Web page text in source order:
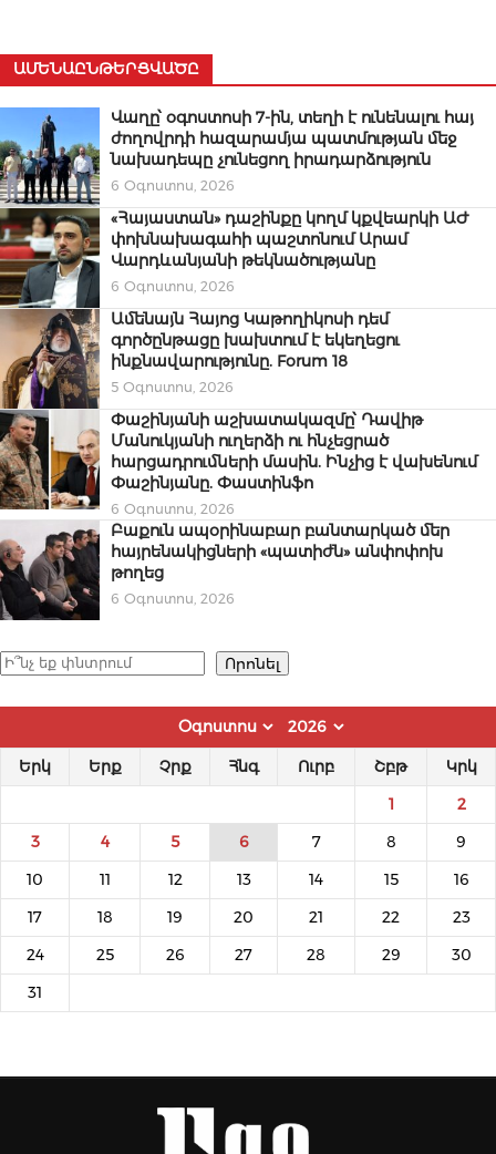
ԱՄԵՆԱԸՆԹԵՐՑՎԱԾԸ
Վաղը՝ օգոստոսի 7-ին, տեղի է ունենալու հայ
ժողովրդի հազարամյա պատմության մեջ
նախադեպը չունեցող իրադարձություն
6 Օգոստոս, 2026
«Հայաստան» դաշինքը կողմ կքվեարկի ԱԺ
փոխնախագահի պաշտոնում Արամ
Վարդևանյանի թեկնածությանը
6 Օգոստոս, 2026
Ամենայն Հայոց Կաթողիկոսի դեմ
գործընթացը խախտում է եկեղեցու
ինքնավարությունը. Forum 18
5 Օգոստոս, 2026
Փաշինյանի աշխատակազմը՝ Դավիթ
Մանուկյանի ուղերձի ու հնչեցրած
հարցադրումների մասին. Ինչից է վախենում
Փաշինյանը. Փաստինֆո
6 Օգոստոս, 2026
Բաքուն ապօրինաբար բանտարկած մեր
հայրենակիցների «պատիժն» անփոփոխ
թողեց
6 Օգոստոս, 2026
Որոնել Որոնել
Երկ Երք Չրք Հնգ Ուրբ Շբթ Կրկ
1 2
3 4 5 6 7 8 9
10 11 12 13 14 15 16
17 18 19 20 21 22 23
24 25 26 27 28 29 30
31